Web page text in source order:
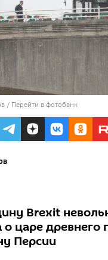
/ Перейти в фотобанк
Brexit
о царе древнего
Персии